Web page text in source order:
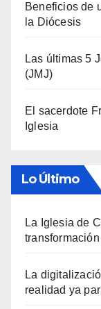
Beneficios de
la Diócesis
Las últimas 5
(JMJ)
El sacerdote
Iglesia
Lo Último
La Iglesia de
La
realidad ya